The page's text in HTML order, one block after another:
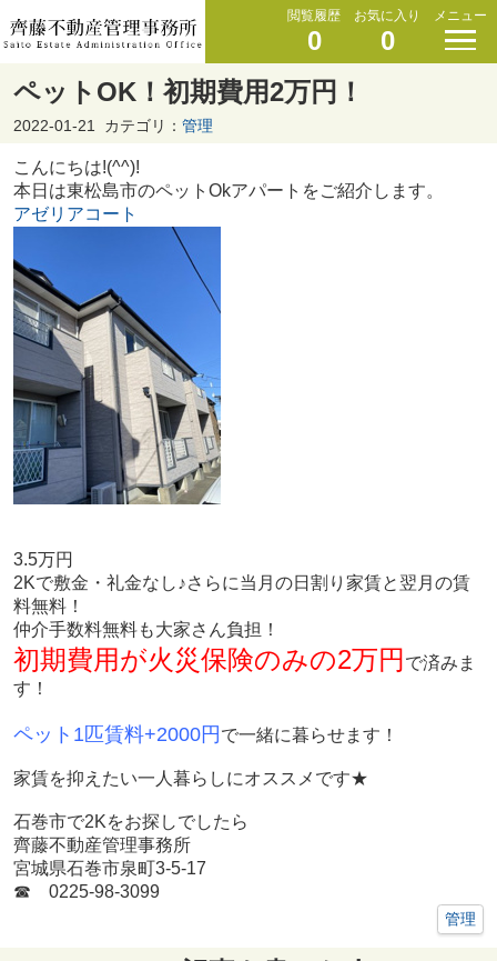
閲覧履歴
0
お気に入り
0
メニュー
ペットOK！初期費用2万円！
2022-01-21 カテゴリ： 管理
こんにちは!(^^)!
本日は東松島市のペットOkアパートをご紹介します。
アゼリアコート
3.5万円
2Kで敷金・礼金なし♪さらに当月の日割り家賃と翌月の賃
料無料！
仲介手数料無料も大家さん負担！
初期費用が火災保険のみの2万円 で済みま
す！
ペット1匹賃料+2000円 で一緒に暮らせます！
家賃を抑えたい一人暮らしにオススメです★
石巻市で2Kをお探しでしたら
齊藤不動産管理事務所
宮城県石巻市泉町3-5-17
☎ 0225-98-3099
管理